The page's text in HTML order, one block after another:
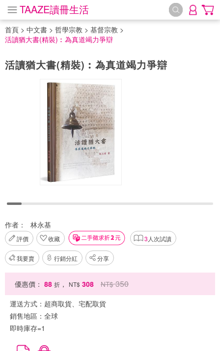
TAAZE讀冊生活
首頁 > 中文書 > 哲學宗教 > 基督宗教 >
活讀猶大書(精裝)︰為真道竭力爭辯
活讀猶大書(精裝)︰為真道竭力爭辯
作者： 林永基
評價 收藏 3 人次試讀
我要賣 行銷分紅 分享
優惠價： 88 折 ， NT$ 308 NT$ 350
運送方式： 超商取貨、宅配取貨
銷售地區： 全球
即時庫存=1